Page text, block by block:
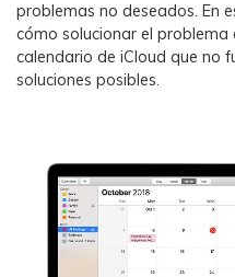
PC.
Apps
problemas no deseados. En
cómo solucionar el
calendario de iCloud que no
soluciones posibles.